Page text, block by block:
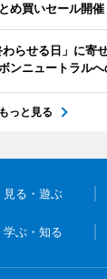
め買いセール開催
らせる日」に寄
ンニュートラルへ
もっと見る
見る・遊ぶ
学ぶ・知る